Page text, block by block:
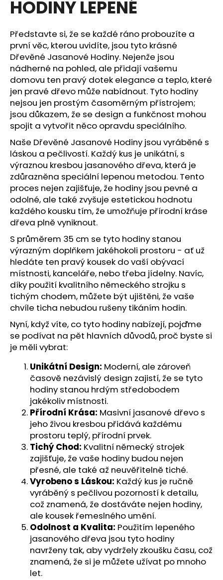
HODINY LEPENÉ
Představte si, že se každé ráno probouzíte a
první věc, kterou uvidíte, jsou tyto krásné
Dřevěné Jasanové Hodiny. Nejenže jsou
nádherné na pohled, ale přidají vašemu
domovu ten pravý dotek elegance a teplo, které
jen pravé dřevo může nabídnout. Tyto hodiny
nejsou jen prostým časoměrným přístrojem;
jsou důkazem, že se design a funkčnost mohou
spojit a vytvořit něco opravdu speciálního.
Naše Dřevěné Jasanové Hodiny jsou vyráběné s
láskou a pečlivostí. Každý kus je unikátní, s
výraznou kresbou jasanového dřeva, která je
zdůrazněna speciální lepenou metodou. Tento
proces nejen zajišťuje, že hodiny jsou pevné a
odolné, ale také zvyšuje estetickou hodnotu
každého kousku tím, že umožňuje přírodní kráse
dřeva plně vyniknout.
S průměrem 35 cm se tyto hodiny stanou
výrazným doplňkem jakéhokoli prostoru - ať už
hledáte ten pravý kousek do vaší obývací
místnosti, kanceláře, nebo třeba jídelny. Navíc,
díky použití kvalitního německého strojku s
tichým chodem, můžete být ujištěni, že vaše
chvíle ticha nebudou rušeny tikáním hodin.
Nyní, když víte, co tyto hodiny nabízejí, pojďme
se podívat na pět hlavních důvodů, proč byste si
je měli vybrat:
Unikátní Design: Moderní, ale zároveň
časově nezávislý design zajistí, že se tyto
hodiny stanou hrdým středobodem
jakékoliv místnosti.
Přírodní Krása: Masivní jasanové dřevo s
jeho živou kresbou přidává každému
prostoru teplý, přírodní prvek.
Tichý Chod: Kvalitní německý strojek
zajišťuje, že vaše hodiny budou nejen
přesné, ale také až neuvěřitelně tiché.
Vyrobeno s Láskou: Každý kus je ručně
vyráběný s pečlivou pozorností k detailu,
což znamená, že dostáváte nejen hodiny,
ale kousek řemeslného umění.
Odolnost a Kvalita: Použitím lepeného
jasanového dřeva jsou tyto hodiny
navrženy tak, aby vydržely zkoušku času, což
znamená, že si je můžete užívat po mnoho
let.
a
í
t
?
HLEDAT
D
o
p
o
r
u
č
u
j
e
m
e